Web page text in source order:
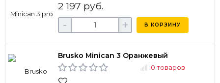
2 197 руб.
- + В КОРЗИНУ
Brusko Minican 3 Оранжевый
0 товаров